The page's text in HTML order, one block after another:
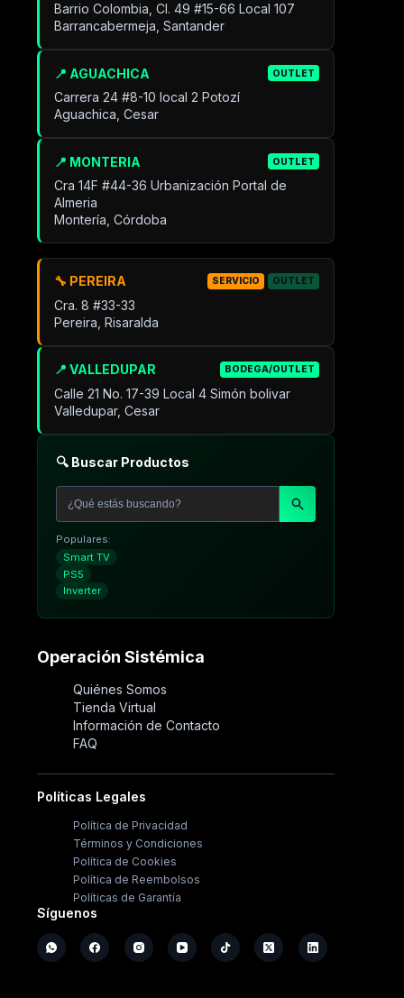
Barrio Colombia, Cl. 49 #15-66 Local 107
Barrancabermeja, Santander
📍 AGUACHICA OUTLET
Carrera 24 #8-10 local 2 Potozí
Aguachica, Cesar
📍 MONTERIA OUTLET
Cra 14F #44-36 Urbanización Portal de
Almeria
Montería, Córdoba
📍 VALLEDUPAR BODEGA/OUTLET
Calle 21 No. 17-39 Local 4 Simón bolivar
Valledupar, Cesar
🔧 PEREIRA SERVICIO OUTLET
Cra. 8 #33-33
Pereira, Risaralda
🔍 Buscar Productos
Populares:
Smart TV
PS5
Inverter
Operación Sistémica
Quiénes Somos
Tienda Virtual
Información de Contacto
FAQ
Políticas Legales
Política de Privacidad
Términos y Condiciones
Política de Cookies
Política de Reembolsos
Políticas de Garantía
Síguenos